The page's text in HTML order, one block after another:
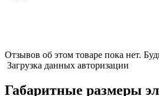
Отзывов об этом товаре пока нет.
Загрузка данных авторизации
Габаритные размеры